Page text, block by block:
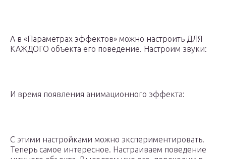
А в «Параметрах эффектов» можно настроить ДЛЯ
КАЖДОГО объекта его поведение. Настроим звуки:
И время появления анимационного эффекта:
С этими настройками можно экспериментировать.
Теперь самое интересное. Настраиваем поведение